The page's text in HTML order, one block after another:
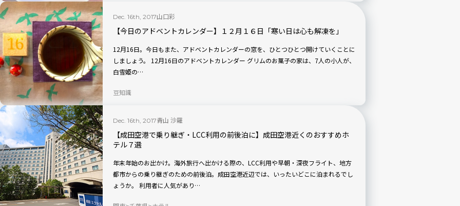
Dec. 16th, 2017山口彩
【今日のアドベントカレンダー】１２月１６日「寒い日は心も解凍を」
12月16日。今日もまた、アドベントカレンダーの窓を、ひとつひとつ開けていくことに
しましょう。 12月16日のアドベントカレンダー グリムのお菓子の家は、7人の小人が、
白雪姫の…
豆知識
Dec. 16th, 2017青山 沙羅
【成田空港で乗り継ぎ・LCC利用の前後泊に】成田空港近くのおすすめホ
テル７選
年末年始のお出かけ。海外旅行へ出かける際の、LCC利用や早朝・深夜フライト、地方
都市からの乗り継ぎのための前後泊。成田空港近辺では、いったいどこに泊まれるでし
ょうか。 利用者に人気があり…